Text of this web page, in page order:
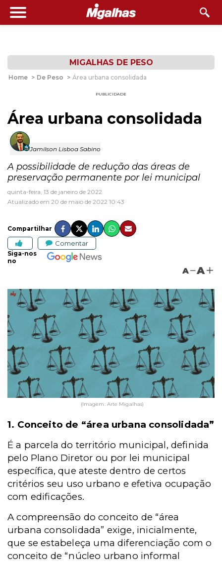
MIGALHAS DE PESO
Home > De Peso > Área urbana consolidada
PUBLICIDADE
Área urbana consolidada
Jamilson Lisboa Sabino
A possibilidade de redução das áreas de
preservação permanente por lei municipal
quinta-feira, 13 de janeiro de 2022
Atualizado em 20 de maio de 2022 10:43
Compartilhar
Comentar
Siga-nos
no
A A
(Imagem: Arte Migalhas)
1. Conceito de “área urbana consolidada”
É a parcela do território municipal, definida
pelo Plano Diretor ou por lei municipal
específica, que ateste dentro de certos
critérios seu uso urbano e efetiva ocupação
com edificações.
A compreensão do conceito de “área
urbana consolidada” exige, inicialmente,
que se estabeleça uma diferenciação com o
conceito de “núcleo urbano informal